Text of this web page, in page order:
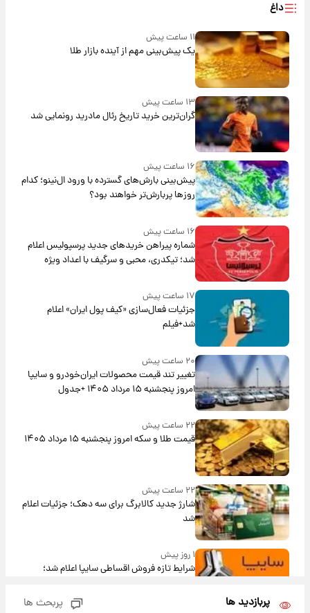
داغ
۱۱ ساعت پیش
یک پیش‌بینی مهم از آینده بازار طلا
۱۳ ساعت پیش
گران‌ترین خرید تاریخ رئال مادرید رونمایی شد
۱۶ ساعت پیش
پیش‌بینی بارش‌های گسترده با ورود ال‌نینو؛ کدام
روزها پربارش‌تر خواهند بود؟
۱۶ ساعت پیش
شماره پیراهن خریدهای جدید پرسپولیس اعلام
شد؛ تیکدری، محبی و سرگیف با اعداد ویژه
۱۷ ساعت پیش
جزئیات فعال‌سازی «کیف پول ایران» اعلام
شد+فیلم
۲۰ ساعت پیش
تغییر تند قیمت محصولات ایران‌خودرو و سایپا
امروز پنجشنبه ۱۵ مرداد ۱۴۰۵ +جدول
۲۲ ساعت پیش
قیمت طلا و سکه امروز پنجشنبه ۱۵ مرداد ۱۴۰۵
۲۲ ساعت پیش
شارژ جدید کالابرگ برای سه دهک؛ جزئیات اعلام
شد
۱ روز پیش
شرایط تازه فروش اقساطی سایپا اعلام شد؛
پربازدید ها پربحث ها